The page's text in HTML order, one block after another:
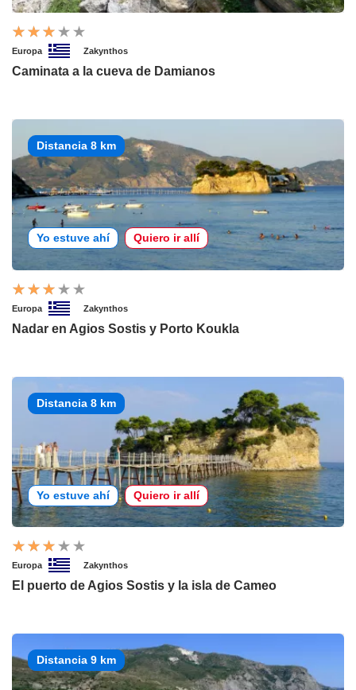
Europa Zakynthos
Caminata a la cueva de Damianos
Distancia 8 km
Yo estuve ahí Quiero ir allí
Europa Zakynthos
Nadar en Agios Sostis y Porto Koukla
Distancia 8 km
Yo estuve ahí Quiero ir allí
Europa Zakynthos
El puerto de Agios Sostis y la isla de Cameo
Distancia 9 km